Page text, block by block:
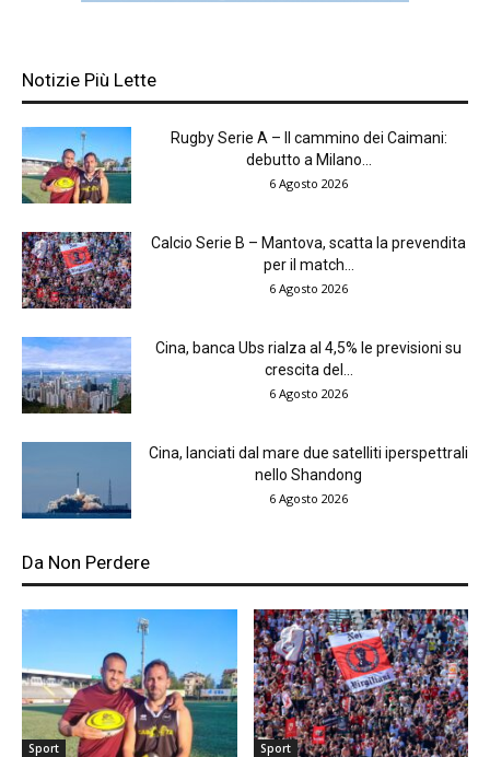
Notizie Più Lette
Rugby Serie A – Il cammino dei Caimani:
debutto a Milano...
6 Agosto 2026
Calcio Serie B – Mantova, scatta la prevendita
per il match...
6 Agosto 2026
Cina, banca Ubs rialza al 4,5% le previsioni su
crescita del...
6 Agosto 2026
Cina, lanciati dal mare due satelliti iperspettrali
nello Shandong
6 Agosto 2026
Da Non Perdere
Sport Sport